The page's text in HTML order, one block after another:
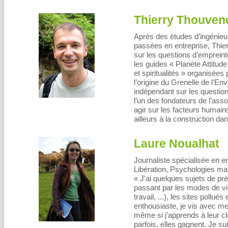
Thierry
Après des études
passées en entreprise,
sur les questions
les guides « Planète
et spiritualités » organisées
l’origine du Grenelle de
indépendant sur les
l’un des fondateurs de
agir sur les facteurs
ailleurs à la construction
Laure Noualhat
Journaliste spécialisée en
Libération, Psychologies
« J'ai quelques sujets de
passant par les modes de
travail, ...), les sites pollués
enthousiaste, je vis avec
même si j'apprends à leur
parfois, elles gagnent. Je